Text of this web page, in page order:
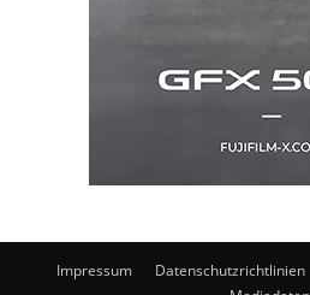
Impressum Datenschutzrichtlinien